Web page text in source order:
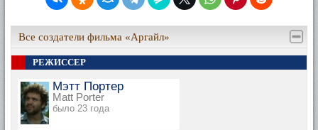
Все создатели фильма «Аргайл»
РЕЖИССЕР
Мэтт Портер
Matt Porter
было 23 года